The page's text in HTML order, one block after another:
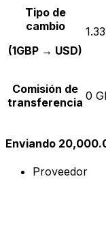
Tipo de
cambio
(1GBP → USD)
Comisión de
transferencia 0
Enviando
Proveedor